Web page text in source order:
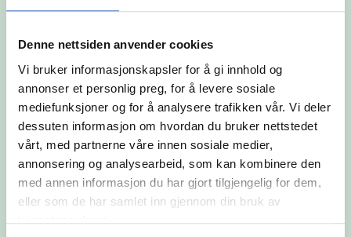
Denne nettsiden anvender cookies
Vi bruker informasjonskapsler for å gi innhold og
annonser et personlig preg, for å levere sosiale
mediefunksjoner og for å analysere trafikken vår. Vi deler
dessuten informasjon om hvordan du bruker nettstedet
vårt, med partnerne våre innen sosiale medier,
annonsering og analysearbeid, som kan kombinere den
med annen informasjon du har gjort tilgjengelig for dem,
eller som de har samlet inn gjennom din bruk av
tjenestene deres.
og arbeidsmåte.